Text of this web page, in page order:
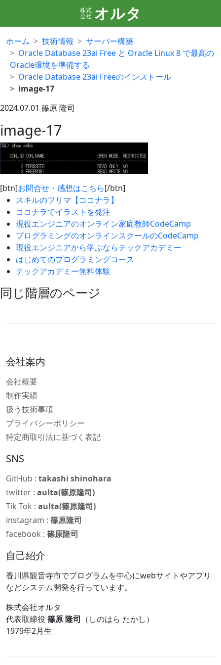
株式
会社 オルタ
ホーム 技術情報
サーバー構築
Oracle Database 23ai Free と Oracle Linux 8 で最高の
Oracle環境を準備する
Oracle Database 23ai Freeのインストール
image-17
2024.07.01 篠原 隆司
image-17
[btn]お問合せ・感想はこちら[/btn]
スキルのフリマ【ココナラ】
ココナラでイラストを発注
現役エンジニアのオンライン家庭教師CodeCamp
プログラミングのオンラインスクールのCodeCamp
現役エンジニアから学ぶならテックアカデミー
はじめてのプログラミングコース
テックアカデミー無料体験
同じ階層のページ
会社案内
会社概要
制作実績
扱う技術事項
プライバシーポリシー
特定商取引法に基づく表記
SNS
GitHub : takashi shinohara
twitter : aulta(篠原隆司)
Tik Tok : aulta(篠原隆司)
instagram : 篠原隆司
facebook : 篠原隆司
自己紹介
香川県観音寺市でプログラムを中心にwebサイトやアプリ
などシステム開発を行っています。
株式会社オルタ
代表取締役 篠原 隆司 （しのはら たかし）
1979年2月生